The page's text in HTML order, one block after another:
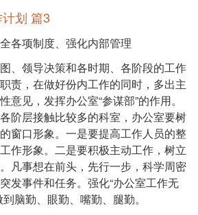
划 篇3
项制度、强化内部管理
领导决策和各时期、各阶段的工作
责，在做好份内工作的同时，多出主
意见，发挥办公室“参谋部”的作用。
阶层接触比较多的科室，办公室要树
窗口形象。一是要提高工作人员的整
作形象。二是要积极主动工作，树立
凡事想在前头，先行一步，科学周密
发事件和任务。强化“办公室工作无
脑勤、眼勤、嘴勤、腿勤。